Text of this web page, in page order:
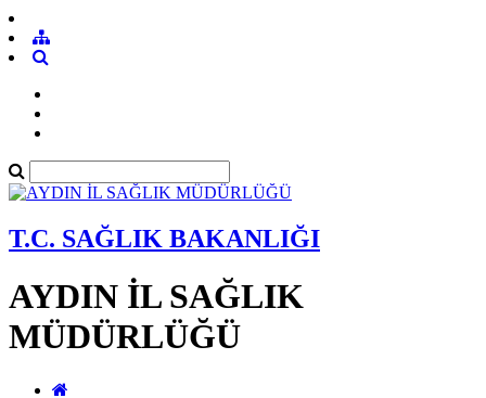
T.C. SAĞLIK BAKANLIĞI
AYDIN İL SAĞLIK
MÜDÜRLÜĞÜ